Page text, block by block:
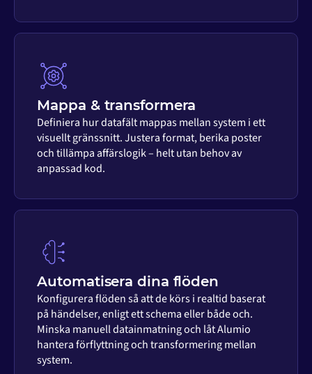
Mappa & transformera
Definiera hur datafält mappas mellan system i ett
visuellt gränssnitt. Justera format, berika poster
och tillämpa affärslogik – helt utan behov av
anpassad kod.
Automatisera dina flöden
Konfigurera flöden så att de körs i realtid baserat
på händelser, enligt ett schema eller både och.
Minska manuell datainmatning och låt Alumio
hantera förflyttning och transformering mellan
system.